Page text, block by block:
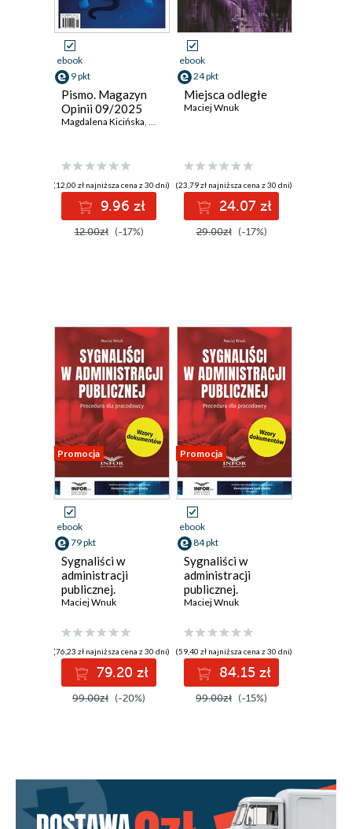
ebook
9 pkt
Pismo. Magazyn
Opinii 09/2025
Magdalena Kicińska, Maciej Wnuk
(12,00 zł najniższa cena z 30 dni)
9.96 zł
12.00zł (-17%)
ebook
24 pkt
Miejsca odległe
Maciej Wnuk
(23,79 zł najniższa cena z 30 dni)
24.07 zł
29.00zł (-17%)
Promocja
ebook
79 pkt
Sygnaliści w
administracji
publicznej.
Procedura dla
Maciej Wnuk
(76,23 zł najniższa cena z 30 dni)
79.20 zł
99.00zł (-20%)
Promocja
ebook
84 pkt
Sygnaliści w
administracji
publicznej.
Procedura dla
Maciej Wnuk
(59,40 zł najniższa cena z 30 dni)
84.15 zł
99.00zł (-15%)